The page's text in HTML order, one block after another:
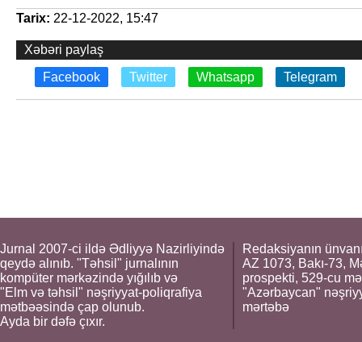
Tarix: 22-12-2022, 15:47
Xəbəri paylaş
Facebook
Twitter Whatsapp Telegram
Jurnal 2007-ci ildə Ədliyyə Nazirliyində
qeydə alınıb. "Təhsil" jurnalının
kompüter mərkəzində yığılıb və
"Elm və təhsil" nəşriyyat-poliqrafiya
mətbəəsində çap olunub.
Ayda bir dəfə çıxır.
Redaksiyanın
AZ 1073, Bakı-73,
prospekti, 529-cu
"Azərbaycan"
mərtəbə